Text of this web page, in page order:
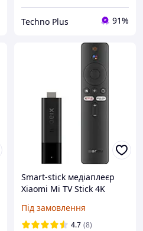
Techno Plus 91%
Smart-stick медіаплеєр
Xiaomi Mi TV Stick 4K
Під замовлення
4.7 (8)